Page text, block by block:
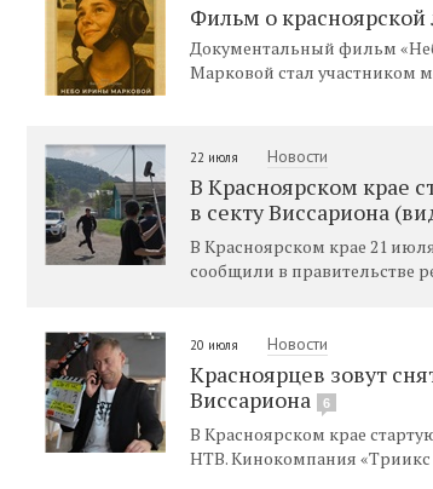
Фильм о красноярской
Документальный фильм
Марковой стал участником
22 июля Новости
В Красноярском крае
в секту Виссариона
В Красноярском крае 21
сообщили в правительстве
20 июля Новости
Красноярцев зовут
Виссариона
6
В Красноярском крае
НТВ. Кинокомпания «Триикс